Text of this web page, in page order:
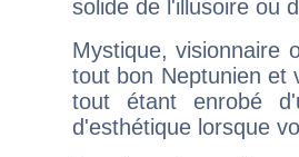
solide de l'illusoire ou
Mystique, visionnaire
tout bon Neptunien et
tout étant enrobé
d'esthétique lorsque